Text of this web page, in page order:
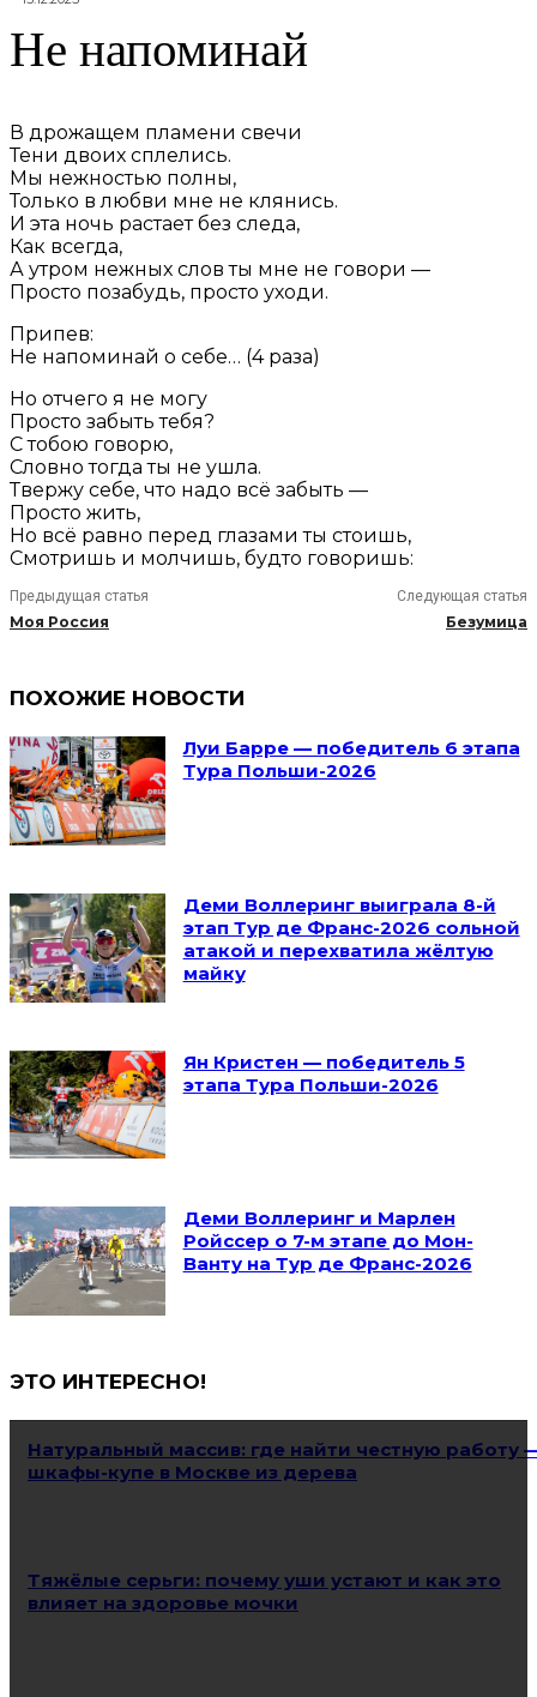
Не напоминай
В дрожащем пламени свечи
Тени двоих сплелись.
Мы нежностью полны,
Только в любви мне не клянись.
И эта ночь растает без следа,
Как всегда,
А утром нежных слов ты мне не говори —
Просто позабудь, просто уходи.
Припев:
Не напоминай о себе… (4 раза)
Но отчего я не могу
Просто забыть тебя?
С тобою говорю,
Словно тогда ты не ушла.
Твержу себе, что надо всё забыть —
Просто жить,
Но всё равно перед глазами ты стоишь,
Смотришь и молчишь, будто говоришь:
Предыдущая статья
Моя Россия
Следующая статья
Безумица
ПОХОЖИЕ НОВОСТИ
Луи Барре — победитель 6 этапа
Тура Польши-2026
Деми Воллеринг выиграла 8-й
этап Тур де Франс-2026 сольной
атакой и перехватила жёлтую
майку
Ян Кристен — победитель 5
этапа Тура Польши-2026
Деми Воллеринг и Марлен
Ройссер о 7-м этапе до Мон-
Ванту на Тур де Франс-2026
ЭТО ИНТЕРЕСНО!
Натуральный массив: где найти честную работу
шкафы-купе в Москве из дерева
Тяжёлые серьги: почему уши устают и как это
влияет на здоровье мочки